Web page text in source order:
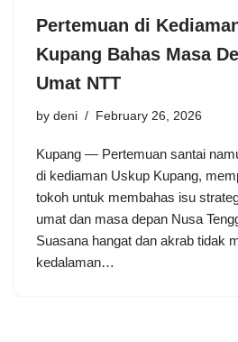
Pertemuan di
Kupang Bahas Masa
Umat NTT
by deni February 26, 2026
Kupang — Pertemuan santai
di kediaman Uskup Kupang,
tokoh untuk membahas isu
umat dan masa depan Nusa
Suasana hangat dan akrab tidak
kedalaman…